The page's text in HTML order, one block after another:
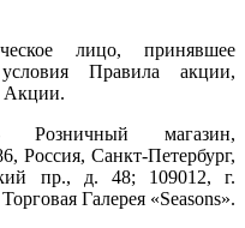
лицо, принявшее
Правила акции,
Акции.
Розничный магазин,
Россия, Санкт-Петербург,
пр., д. 48; 109012, г.
Галерея «Seasons».